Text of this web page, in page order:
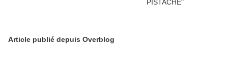
Article publié depuis Overblog